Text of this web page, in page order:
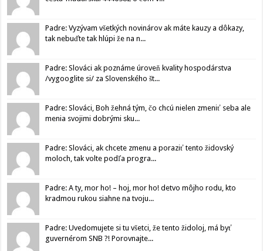
Padre: Vyzývam všetkých novinárov ak máte kauzy a dôkazy,
tak nebuďte tak hlúpi že na n...
Padre: Slováci ak poznáme úroveň kvality hospodárstva
/vygooglite si/ za Slovenského št...
Padre: Slováci, Boh žehná tým, čo chcú nielen zmeniť seba ale
menia svojimi dobrými sku...
Padre: Slováci, ak chcete zmenu a poraziť tento židovský
moloch, tak volte podľa progra...
Padre: A ty, mor ho! – hoj, mor ho! detvo môjho rodu, kto
kradmou rukou siahne na tvoju...
Padre: Uvedomujete si tu všetci, že tento židoloj, má byť
guvernérom SNB ?! Porovnajte...